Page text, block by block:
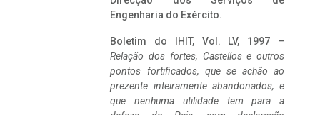
Engenharia do Exército.
Boletim do IHIT, Vol. LV, 1997 –
Relação dos fortes, Castellos e outros
pontos fortificados, que se achão ao
prezente inteiramente abandonados, e
que nenhuma utilidade tem para a